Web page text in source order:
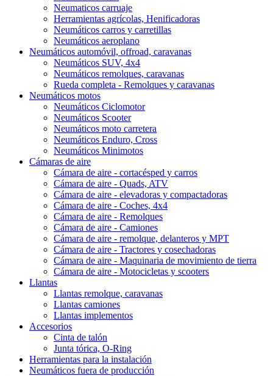
Neumaticos carruaje
Herramientas agrícolas, Henificadoras
Neumáticos carros y carretillas
Neumáticos aeroplano
Neumáticos automóvil, offroad, caravanas
Neumáticos SUV, 4x4
Neumáticos remolques, caravanas
Rueda completa - Remolques y caravanas
Neumáticos motos
Neumáticos Ciclomotor
Neumáticos Scooter
Neumáticos moto carretera
Neumáticos Enduro, Cross
Neumáticos Minimotos
Cámaras de aire
Cámara de aire - cortacésped y carros
Cámara de aire - Quads, ATV
Cámara de aire - elevadoras y compactadoras
Cámara de aire - Coches, 4x4
Cámara de aire - Remolques
Cámara de aire - Camiones
Cámara de aire - remolque, delanteros y MPT
Cámara de aire - Tractores y cosechadoras
Cámara de aire - Maquinaria de movimiento de tierra
Cámara de aire - Motocicletas y scooters
Llantas
Llantas remolque, caravanas
Llantas camiones
Llantas implementos
Accesorios
Cinta de talón
Junta tórica, O-Ring
Herramientas para la instalación
Neumáticos fuera de producción